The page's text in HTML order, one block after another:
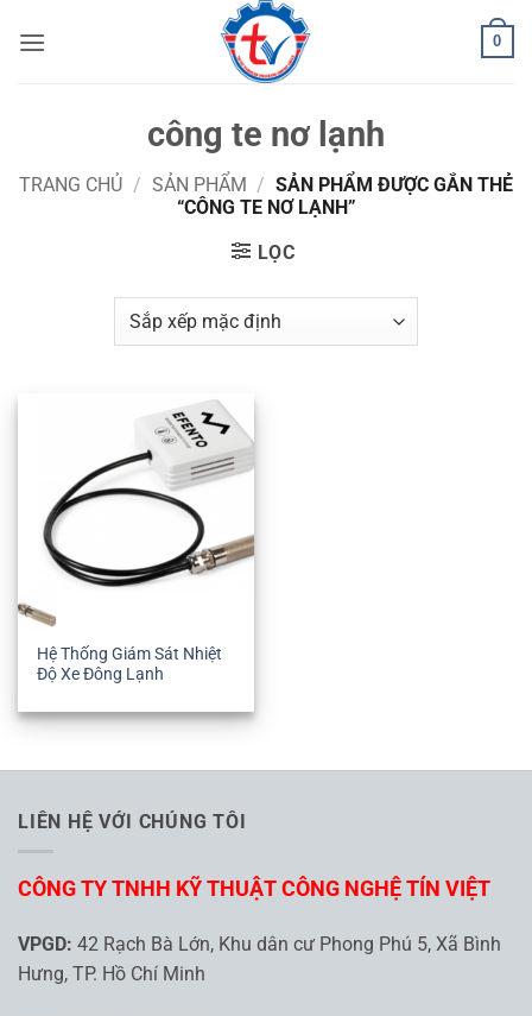
qua
0
công te nơ lạnh
TRANG CHỦ / SẢN PHẨM / SẢN PHẨM ĐƯỢC GẮN THẺ
“CÔNG TE NƠ LẠNH”
LỌC
Hệ Thống Giám Sát Nhiệt
Độ Xe Đông Lạnh
LIÊN HỆ VỚI CHÚNG TÔI
CÔNG TY TNHH KỸ THUẬT CÔNG NGHỆ TÍN VIỆT
VPGD: 42 Rạch Bà Lớn, Khu dân cư Phong Phú 5, Xã Bình
Hưng, TP. Hồ Chí Minh